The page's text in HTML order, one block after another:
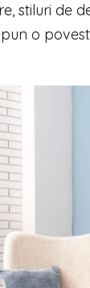
stiluri de
o